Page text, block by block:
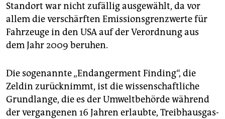
Standort war nicht zufällig ausgewählt, da vor
allem die verschärften Emissionsgrenzwerte für
Fahrzeuge in den USA auf der Verordnung aus
dem Jahr 2009 beruhen.
Die sogenannte „Endangerment Finding“, die
Zeldin zurücknimmt, ist die wissenschaftliche
Grundlange, die es der Umweltbehörde während
der vergangenen 16 Jahren erlaubte, Treibhausgas-